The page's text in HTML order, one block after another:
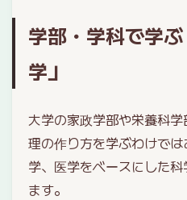
学部・学科で学
学」
大学の家政学部や栄養科
理の作り方を学ぶわけで
学、医学をベースにした
ます。